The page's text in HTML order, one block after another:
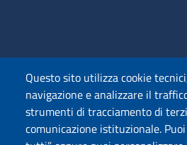
Questo sito utilizza cookie
navigazione e analizzare il
strumenti di tracciamento di
comunicazione istituzionale.